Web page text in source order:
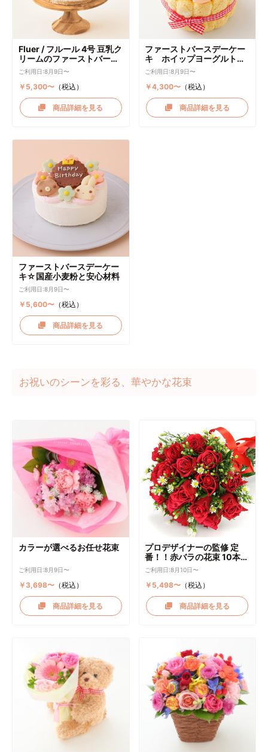
Fluer / フルール 4号 豆乳ク
リームのファーストバース
デーケーキ ケーキトッパー
付き
ご利用日:8月9日〜
￥5,300〜（税込）
商品詳細を見る
ファーストバースデーケー
キ ホイップヨーグルトク
リーム
ご利用日:8月9日〜
￥4,300〜 （税込）
商品詳細を見る
ファーストバースデーケー
キ☆国産小麦粉と安心材料
ご利用日:8月9日〜
￥5,600〜（税込）
商品詳細を見る
お祝いのシーンを彩る、華やかな花束
カラーが選べるお任せ花束
ご利用日:8月9日〜
￥3,698〜（税込）
商品詳細を見る
プロデザイナーの監修 定
番！！赤バラの花束 10本～
選択可能
ご利用日:8月10日〜
￥5,498〜 （税込）
商品詳細を見る